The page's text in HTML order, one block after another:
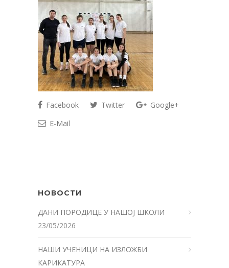
Facebook Twitter
Google+
E-Mail
НОВОСТИ
ДАНИ ПОРОДИЦЕ У НАШОЈ ШКОЛИ
23/05/2026
НАШИ УЧЕНИЦИ НА ИЗЛОЖБИ
КАРИКАТУРА